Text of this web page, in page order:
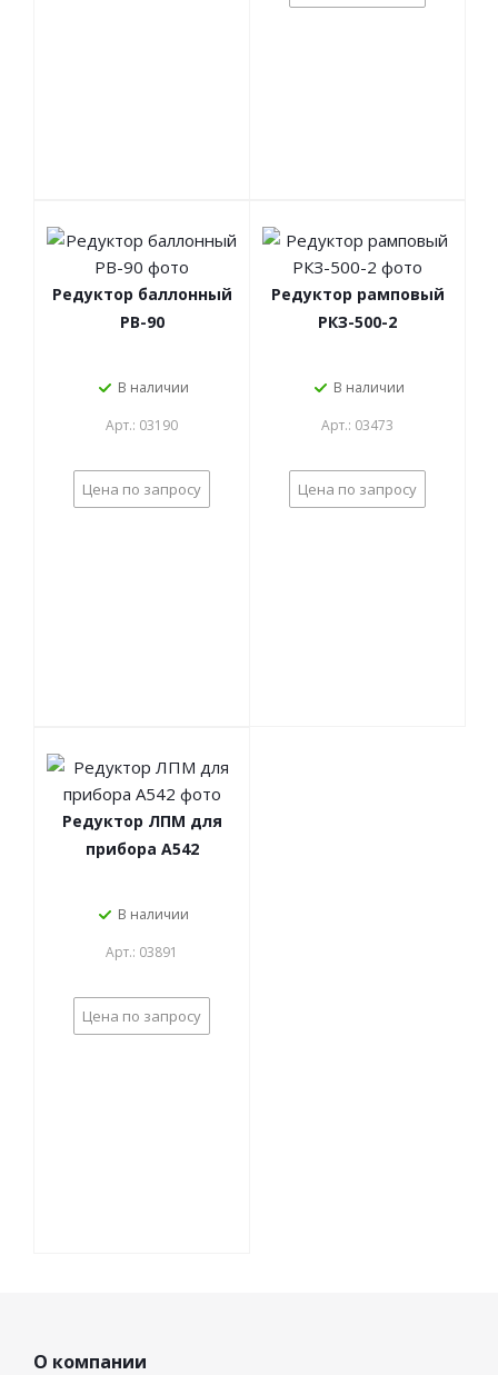
Редуктор баллонный
РВ-90
В наличии
Арт.: 03190
Цена по запросу
Редуктор рамповый
РКЗ-500-2
В наличии
Арт.: 03473
Цена по запросу
Редуктор ЛПМ для
прибора А542
В наличии
Арт.: 03891
Цена по запросу
О компании